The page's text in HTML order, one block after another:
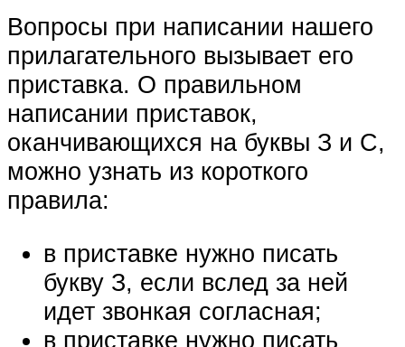
Вопросы при написании нашего
прилагательного вызывает его
приставка. О правильном
написании приставок,
оканчивающихся на буквы З и С,
можно узнать из короткого
правила:
в приставке нужно писать
букву З, если вслед за ней
идет звонкая согласная;
в приставке нужно писать